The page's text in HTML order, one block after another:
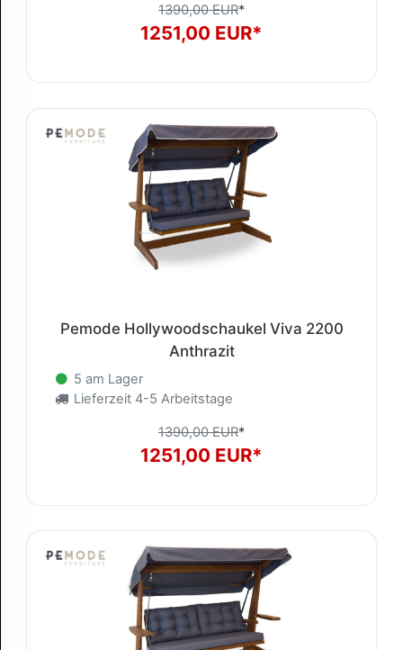
1390,00 EUR*
1251,00 EUR*
Pemode Hollywoodschaukel Viva 2200
Anthrazit
5 am Lager
Lieferzeit 4-5 Arbeitstage
1390,00 EUR*
1251,00 EUR*